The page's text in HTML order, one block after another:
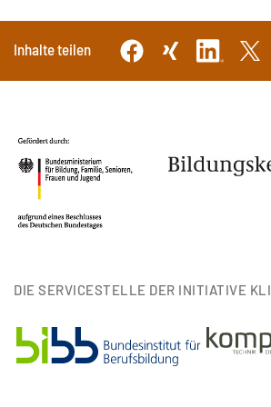
Inhalte teilen
DIE SERVICESTELLE DER INITIATIVE